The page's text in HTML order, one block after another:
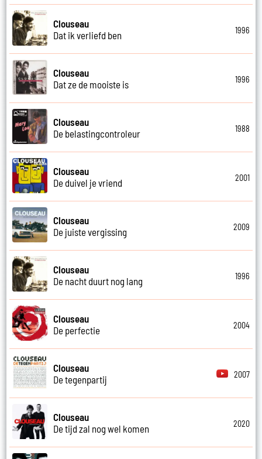
Clouseau
Dat ik verliefd ben
1996
Clouseau
Dat ze de mooiste is
1996
Clouseau
De belastingcontroleur
1988
Clouseau
De duivel je vriend
2001
Clouseau
De juiste vergissing
2009
Clouseau
De nacht duurt nog lang
1996
Clouseau
De perfectie
2004
Clouseau
De tegenpartij
2007
Clouseau
De tijd zal nog wel komen
2020